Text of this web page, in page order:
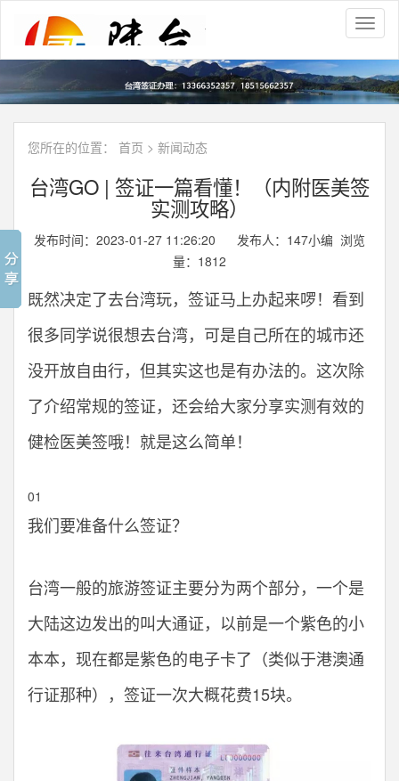
您所在的位置： 首页 > 新闻动态
台湾GO | 签证一篇看懂！（内附医美签
实测攻略）
发布时间：2023-01-27 11:26:20 发布人：147小编 浏览
量： 1812
既然决定了去台湾玩，签证马上办起来啰！看到
很多同学说很想去台湾，可是自己所在的城市还
没开放自由行，但其实这也是有办法的。这次除
了介绍常规的签证，还会给大家分享实测有效的
健检医美签哦！就是这么简单！
01
我们要准备什么签证？
台湾一般的旅游签证主要分为两个部分，一个是
大陆这边发出的叫大通证，以前是一个紫色的小
本本，现在都是紫色的电子卡了（类似于港澳通
行证那种），签证一次大概花费15块。